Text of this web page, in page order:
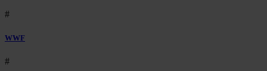
#
WWF
#